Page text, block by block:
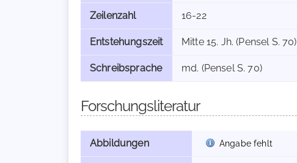
Zeilenzahl 16-22
Entstehungszeit Mitte 15. Jh. (Pensel S. 70)
Schreibsprache md. (Pensel S. 70)
Forschungsliteratur
Abbildungen Angabe fehlt